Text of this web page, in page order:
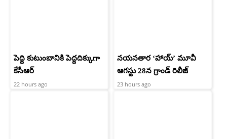
పెద్ది కుటుంబానికి పెద్దదిక్కుగా
కేసీఆర్
22 hours ago
నయనతార ‘హాయ్’ మూవీ
ఆగస్టు 28న గ్రాండ్ రిలీజ్
23 hours ago